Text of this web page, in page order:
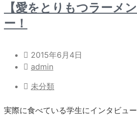
【愛をとりもつラーメ
ー！
2015年6月4日
admin
未分類
実際に食べている学生にインタビュ